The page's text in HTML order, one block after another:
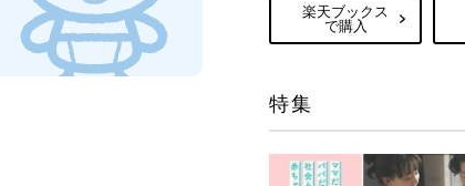
楽天ブックス
で購入
特集